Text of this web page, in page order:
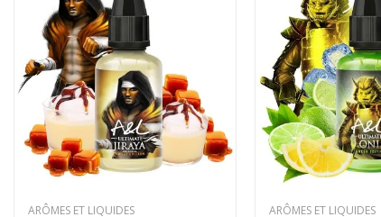
ARÔMES ET LIQUIDES ARÔMES ET LIQUIDES